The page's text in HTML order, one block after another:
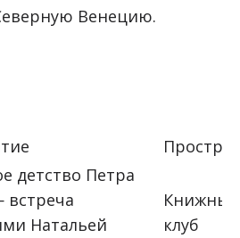
Венецию.
детство Петра
встреча
Натальей
Книжный
клуб